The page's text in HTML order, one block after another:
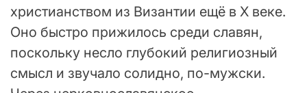
христианством из Византии ещё в X веке.
Оно быстро прижилось среди славян,
поскольку несло глубокий религиозный
смысл и звучало солидно, по-мужски.